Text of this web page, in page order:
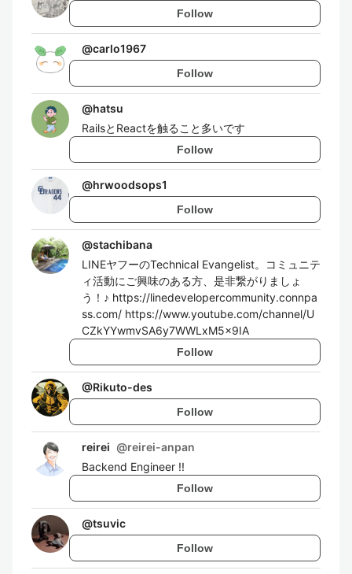
Follow
@carlo1967
Follow
@hatsu
RailsとReactを触ること多いです
Follow
@hrwoodsops1
Follow
@stachibana
LINEヤフーのTechnical Evangelist。コミュニテ
ィ活動にご興味のある方、是非繋がりましょ
う！♪ https://linedevelopercommunity.connpa
ss.com/ https://www.youtube.com/channel/U
CZkYYwmvSA6y7WWLxM5x9IA
Follow
@Rikuto-des
Follow
reirei @reirei-anpan
Backend Engineer !!
Follow
@tsuvic
Follow